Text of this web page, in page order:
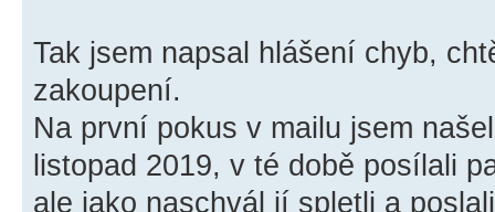
Tak jsem napsal hlášení chyb,
zakoupení.
Na první pokus v mailu jsem
listopad 2019, v té době posílali
ale jako naschvál jí spletli a